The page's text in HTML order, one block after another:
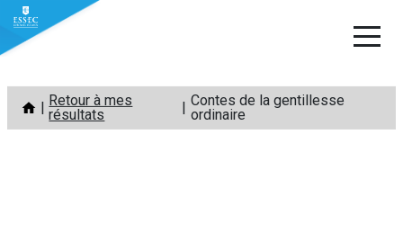
Aller
contenu
Retour à mes
résultats
Contes de la gentillesse
ordinaire